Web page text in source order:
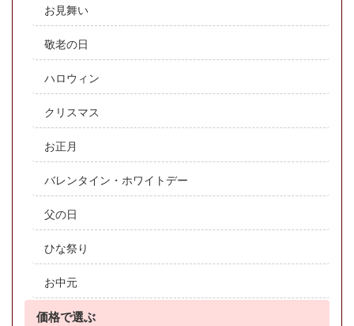
お見舞い
敬老の日
ハロウィン
クリスマス
お正月
バレンタイン・ホワイトデー
父の日
ひな祭り
お中元
価格で選ぶ